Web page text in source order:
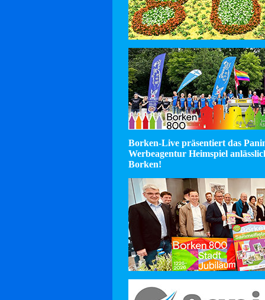
Borken-Live präsentiert das
Werbeagentur Heimspiel
Borken!